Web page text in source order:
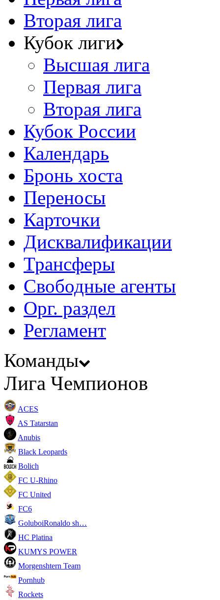
Вторая лига
Кубок лиги
Высшая лига
Первая лига
Вторая лига
Кубок России
Календарь
Бронь хоста
Переносы
Карточки
Дисквалификации
Трансферы
Свободные агенты
Орг. раздел
Регламент
Команды
Лига Чемпионов
ACES
AS Tatarstan
Anubis
Black Leopards
Bolich
FC U-Rhino
FC United
FC6
GoluboiRonaldo sh…
HC Platina
KUMYS POWER
Morgenshtern Team
Pornhub
Rockets